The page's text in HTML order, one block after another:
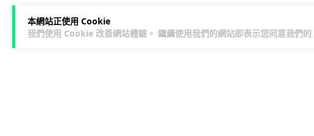
本網站正使用 Cookie
我們使用 Cookie 改善網站體驗。 繼續使用我們的網站即表示您同意我們的